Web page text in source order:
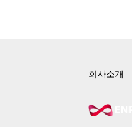
회사소개